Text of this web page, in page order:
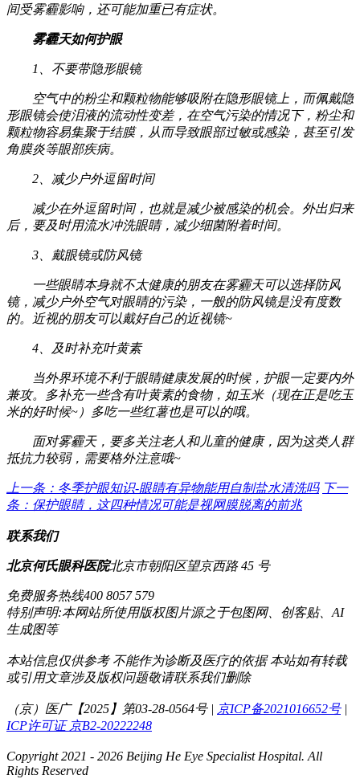
间受雾霾影响，还可能加重已有症状。
雾霾天如何护眼
1、不要带隐形眼镜
空气中的粉尘和颗粒物能够吸附在隐形眼镜上，而佩戴隐
形眼镜会使泪液的流动性变差，在空气污染的情况下，粉尘和
颗粒物容易集聚于结膜，从而导致眼部过敏或感染，甚至引发
角膜炎等眼部疾病。
2、减少户外逗留时间
减少在外逗留时间，也就是减少被感染的机会。外出归来
后，要及时用流水冲洗眼睛，减少细菌附着时间。
3、戴眼镜或防风镜
一些眼睛本身就不太健康的朋友在雾霾天可以选择防风
镜，减少户外空气对眼睛的污染，一般的防风镜是没有度数
的。近视的朋友可以戴好自己的近视镜~
4、及时补充叶黄素
当外界环境不利于眼睛健康发展的时候，护眼一定要内外
兼攻。多补充一些含有叶黄素的食物，如玉米（现在正是吃玉
米的好时候~）多吃一些红薯也是可以的哦。
面对雾霾天，要多关注老人和儿童的健康，因为这类人群
抵抗力较弱，需要格外注意哦~
上一条：冬季护眼知识-眼睛有异物能用自制盐水清洗吗 下一
条：保护眼睛，这四种情况可能是视网膜脱离的前兆
联系我们
北京何氏眼科医院北京市朝阳区望京西路 45 号
免费服务热线400 8057 579
特别声明:本网站所使用版权图片源之于包图网、创客贴、AI
生成图等
本站信息仅供参考 不能作为诊断及医疗的依据 本站如有转载
或引用文章涉及版权问题敬请联系我们删除
（京）医广【2025】第03-28-0564号 | 京ICP备2021016652号|
ICP许可证 京B2-20222248
Copyright 2021 - 2026 Beijing He Eye Specialist Hospital. All
Rights Reserved